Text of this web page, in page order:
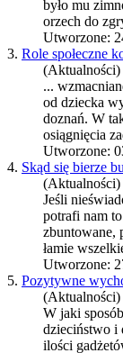
było mu
orzech do
Utworzone:
3. Role społeczne
(Aktualności)
...
od dziecka
doznań. W
osiągnięcia
Utworzone:
4. Skąd się bierze
(Aktualności)
Jeśli
potrafi nam
zbuntowane,
łamie
Utworzone:
5. Pozytywne
(Aktualności)
W jaki
dzieciństwo i
ilości